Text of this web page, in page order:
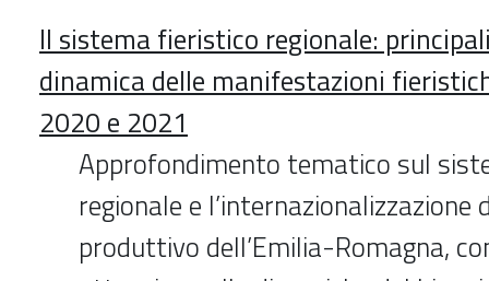
Il sistema fieristico regionale:
dinamica delle manifestazioni
2020 e 2021
Approfondimento tematico sul
regionale e l’internazionalizzazione
produttivo dell’Emilia-Romagna,